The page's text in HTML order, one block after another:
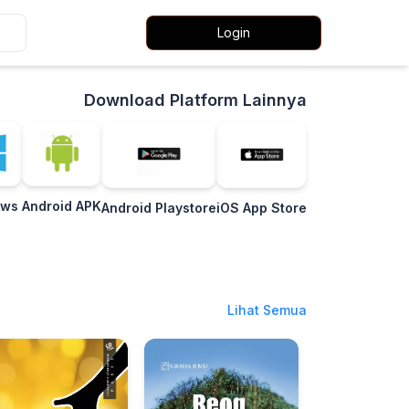
Login
Download Platform Lainnya
Android APKAndroid PlaystoreiOS App Store
Lihat Semua